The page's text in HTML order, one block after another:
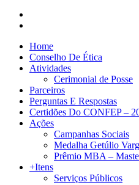
Home
Conselho De Ética
Atividades
Cerimonial de Posse
Parceiros
Perguntas E Respostas
Certidões Do CONFEP –
Ações
Campanhas Sociais
Medalha Getúlio
Prêmio MBA –
+Itens
Serviços Públicos